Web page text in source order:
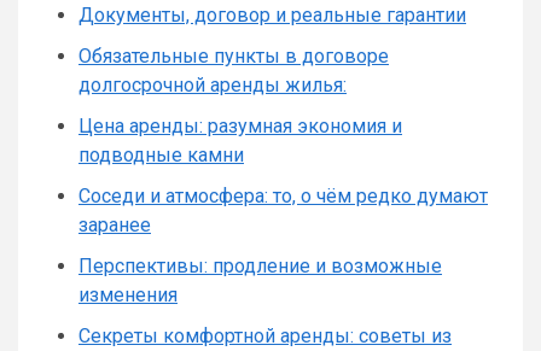
Документы, договор и реальные гарантии
Обязательные пункты в договоре
долгосрочной аренды жилья:
Цена аренды: разумная экономия и
подводные камни
Соседи и атмосфера: то, о чём редко думают
заранее
Перспективы: продление и возможные
изменения
Секреты комфортной аренды: советы из